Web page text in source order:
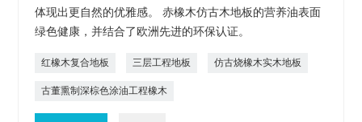
体现出更自然的优雅感。 赤橡木仿古木地板的营养油表面
绿色健康，并结合了欧洲先进的环保认证。
红橡木复合地板 三层工程地板 仿古烧橡木实木地板
古董熏制深棕色涂油工程橡木